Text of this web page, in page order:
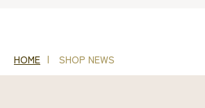
HOME SHOP NEWS